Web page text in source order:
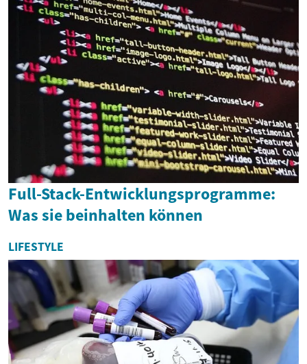
Full-Stack-Entwicklungsprogramme:
Was sie beinhalten können
LIFESTYLE